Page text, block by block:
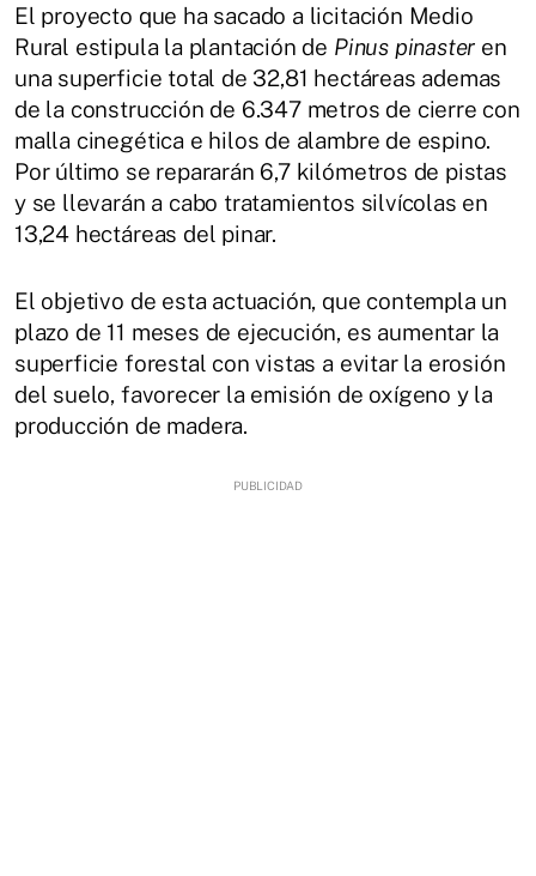
El proyecto que ha sacado a licitación Medio
Rural estipula la plantación de Pinus pinaster en
una superficie total de 32,81 hectáreas ademas
de la construcción de 6.347 metros de cierre con
malla cinegética e hilos de alambre de espino.
Por último se repararán 6,7 kilómetros de pistas
y se llevarán a cabo tratamientos silvícolas en
13,24 hectáreas del pinar.
El objetivo de esta actuación, que contempla un
plazo de 11 meses de ejecución, es aumentar la
superficie forestal con vistas a evitar la erosión
del suelo, favorecer la emisión de oxígeno y la
producción de madera.